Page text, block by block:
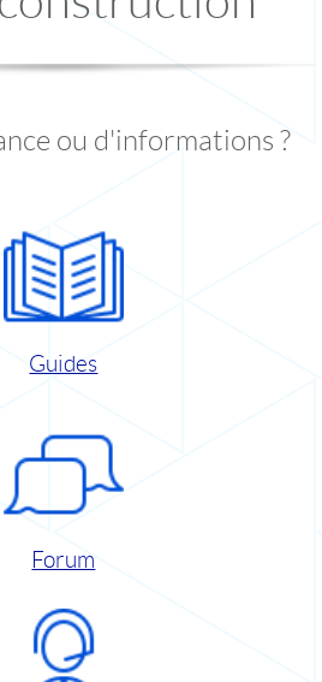
ou d'informations ?
Guides
Forum